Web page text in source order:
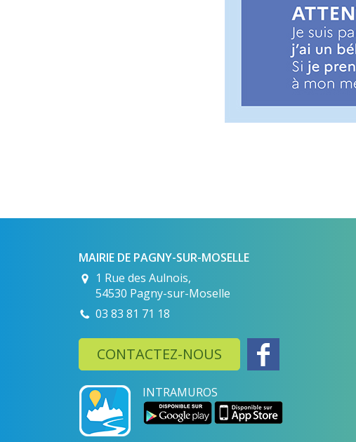
MAIRIE DE PAGNY-SUR-MOSELLE
1 Rue des Aulnois,
54530 Pagny-sur-Moselle
03 83 81 71 18
CONTACTEZ-NOUS
INTRAMUROS